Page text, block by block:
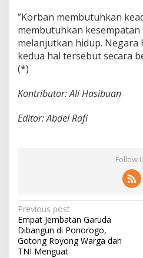
”Korban membutuhkan
membutuhkan
melanjutkan hidup. Negara
kedua hal tersebut secara
(*)
Kontributor: Ali Hasibuan
Editor: Abdel Rafi
Follow
P
o
s
Previous post
Empat Jembatan Garuda
Dibangun di Ponorogo,
Gotong Royong Warga dan
TNI Menguat